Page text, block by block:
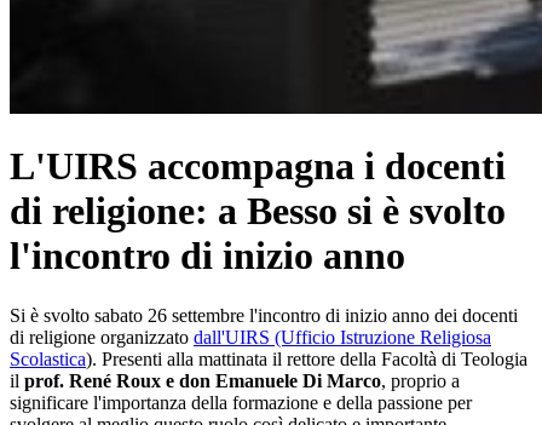
L'UIRS accompagna i docenti
di religione: a Besso si è svolto
l'incontro di inizio anno
Si è svolto sabato 26 settembre l'incontro di inizio anno dei docenti
di religione organizzato dall'UIRS (Ufficio Istruzione Religiosa
Scolastica). Presenti alla mattinata il rettore della Facoltà di Teologia
il prof. René Roux e don Emanuele Di Marco, proprio a
significare l'importanza della formazione e della passione per